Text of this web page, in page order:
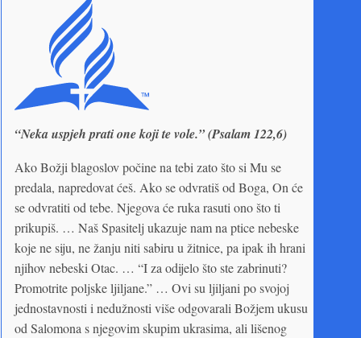
“Neka uspjeh prati one koji te vole.” (Psalam 122,6)
Ako Božji blagoslov počine na tebi zato što si Mu se
predala, napredovat ćeš. Ako se odvratiš od Boga, On će
se odvratiti od tebe. Njegova će ruka rasuti ono što ti
prikupiš. … Naš Spasitelj ukazuje nam na ptice nebeske
koje ne siju, ne žanju niti sabiru u žitnice, pa ipak ih hrani
njihov nebeski Otac. … “I za odijelo što ste zabrinuti?
Promotrite poljske ljiljane.” … Ovi su ljiljani po svojoj
jednostavnosti i nedužnosti više odgovarali Božjem ukusu
od Salomona s njegovim skupim ukrasima, ali lišenog